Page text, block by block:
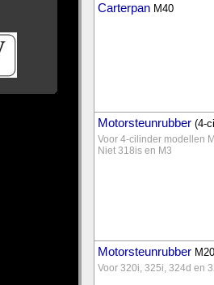
Carterpan M40
Motorsteunrubber (4-
Voor 4-cilinder modellen
Niet 318is en M3
Motorsteunrubber
Voor 320i, 325i, 324d en